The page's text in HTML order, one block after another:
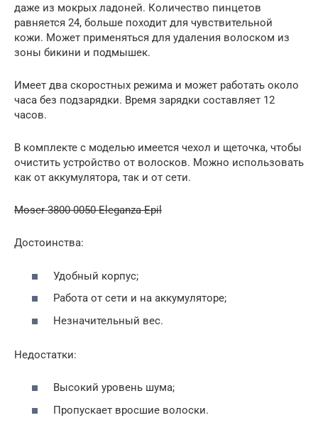
даже из мокрых ладоней. Количество пинцетов
равняется 24, больше походит для чувствительной
кожи. Может применяться для удаления волоском из
зоны бикини и подмышек.
Имеет два скоростных режима и может работать около
часа без подзарядки. Время зарядки составляет 12
часов.
В комплекте с моделью имеется чехол и щеточка, чтобы
очистить устройство от волосков. Можно использовать
как от аккумулятора, так и от сети.
Moser 3800-0050 Eleganza Epil
Достоинства:
Удобный корпус;
Работа от сети и на аккумуляторе;
Незначительный вес.
Недостатки:
Высокий уровень шума;
Пропускает вросшие волоски.